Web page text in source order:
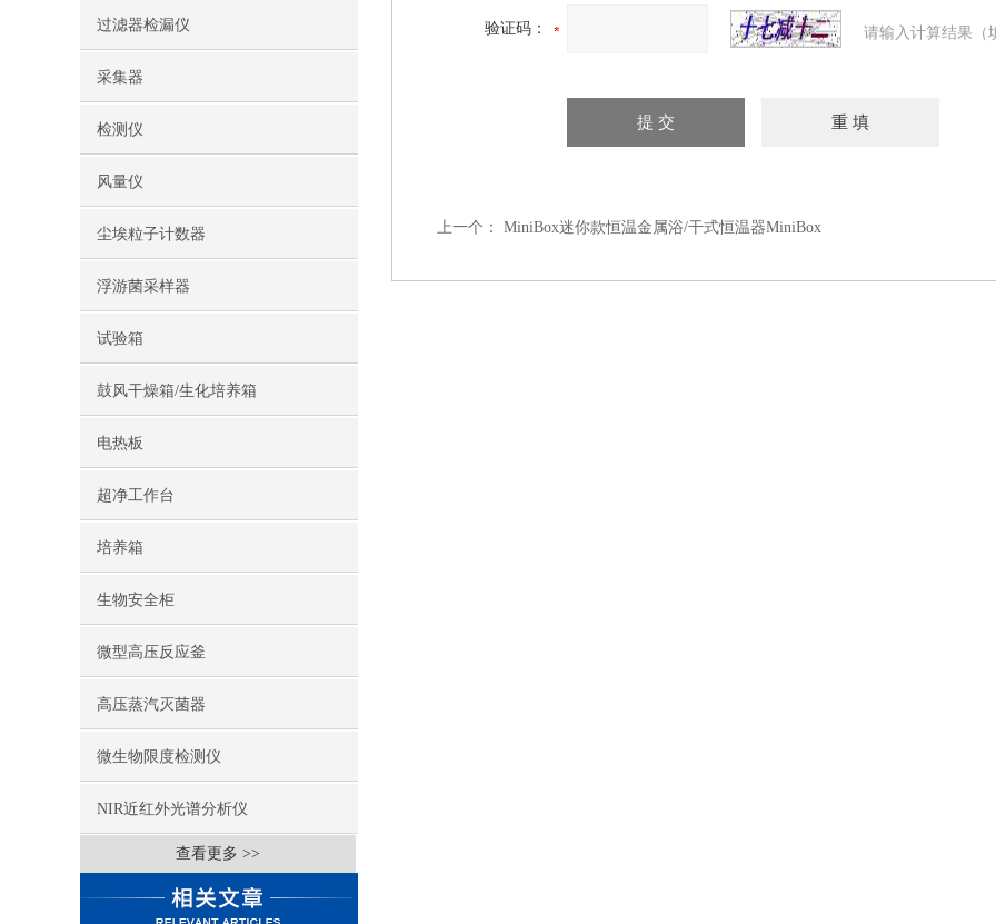
过滤器检漏仪
采集器
检测仪
风量仪
尘埃粒子计数器
浮游菌采样器
试验箱
鼓风干燥箱/生化培养箱
电热板
超净工作台
培养箱
生物安全柜
微型高压反应釜
高压蒸汽灭菌器
微生物限度检测仪
NIR近红外光谱分析仪
查看更多 >>
验证码： 请输入计算结果（
上一个： MiniBox迷你款恒温金属浴/干式恒温器MiniBox